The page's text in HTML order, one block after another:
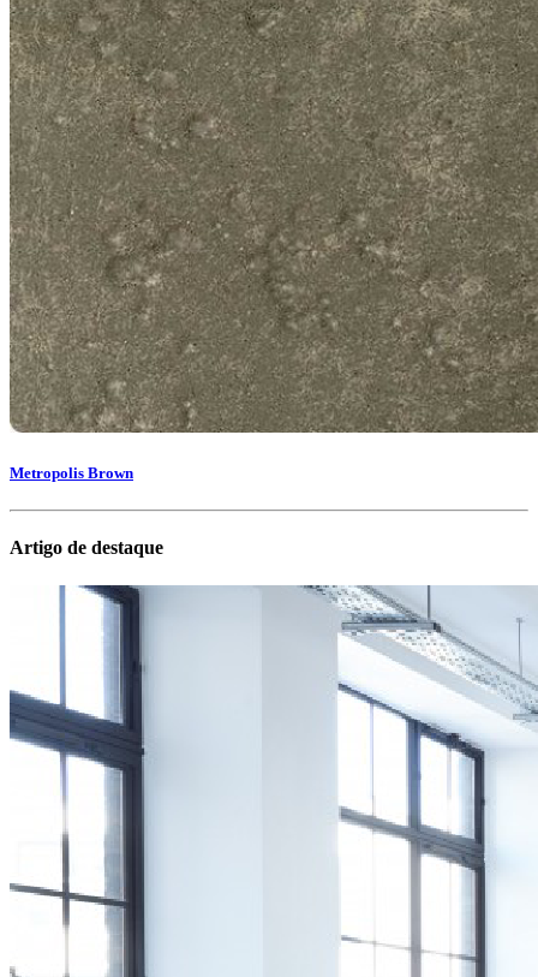
Metropolis Brown
Artigo de destaque